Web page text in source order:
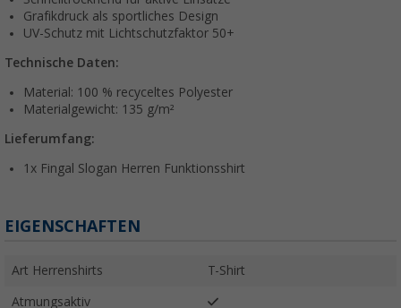
Grafikdruck als sportliches Design
UV-Schutz mit Lichtschutzfaktor 50+
Technische Daten:
Material: 100 % recyceltes Polyester
Materialgewicht: 135 g/m²
Lieferumfang:
1x Fingal Slogan Herren Funktionsshirt
EIGENSCHAFTEN
Art Herrenshirts T-Shirt
Atmungsaktiv